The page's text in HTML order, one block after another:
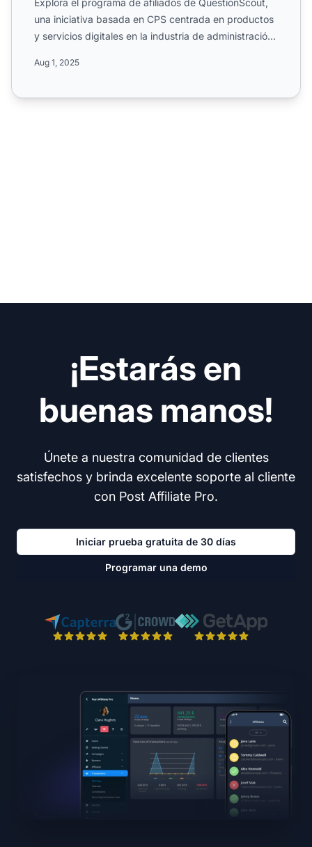
una iniciativa basada en CPS centrada en productos
y servicios digitales en la industria de administración
Aug 1, 2025
¡Estarás en
buenas manos!
Únete a nuestra comunidad de clientes
satisfechos y brinda excelente soporte al cliente
con Post Affiliate Pro.
Iniciar prueba gratuita de 30 días
Programar una demo